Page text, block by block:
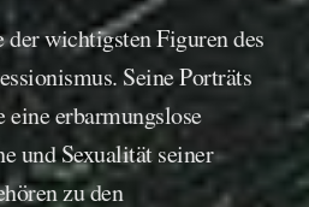
der wichtigsten Figuren des
Seine Porträts
erbarmungslose
und Sexualität seiner
zu den